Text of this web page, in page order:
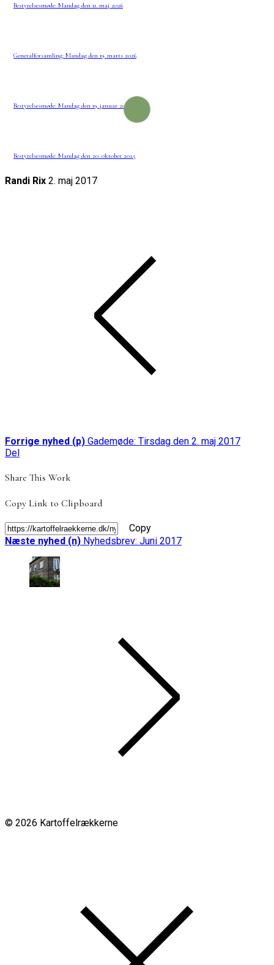
Bestyrelsesmøde: Mandag den 11. maj 2026
Generalforsamling: Mandag den 19. marts 2026
Bestyrelsesmøde: Mandag den 19. januar 2026
Bestyrelsesmøde: Mandag den 20. oktober 2025
Randi Rix 2. maj 2017
Forrige nyhed (p) Gademøde: Tirsdag den 2. maj 2017
Del
Share This Work
Copy Link to Clipboard
Copy
Næste nyhed (n) Nyhedsbrev: Juni 2017
© 2026 Kartoffelrækkerne